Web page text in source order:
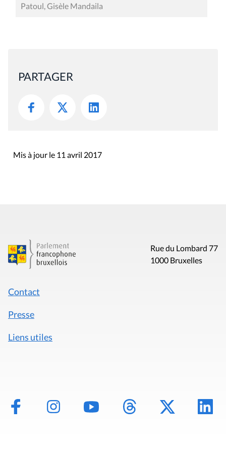
Patoul, Gisèle Mandaila
PARTAGER
Mis à jour le 11 avril 2017
Rue du Lombard 77
1000 Bruxelles
Contact
Presse
Liens utiles